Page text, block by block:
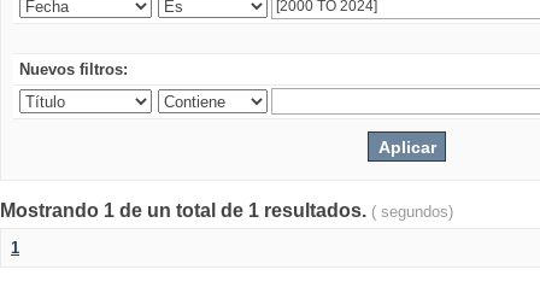
Nuevos filtros:
Mostrando 1 de un total de 1 resultados. ( segundos)
1